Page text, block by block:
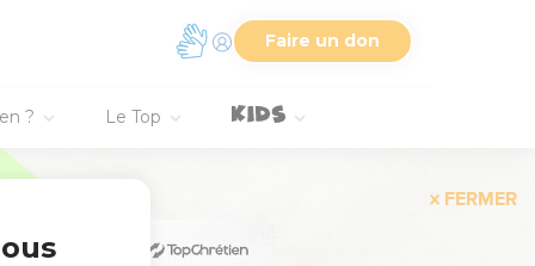
Faire un don
? Le Top
s'accomplisse tout
»